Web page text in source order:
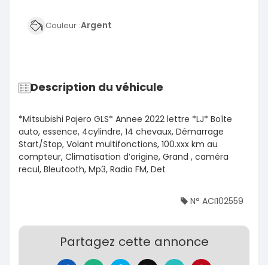
Couleur :Argent
Description du véhicule
*Mitsubishi Pajero GLS* Annee 2022 lettre *LJ* Boîte
auto, essence, 4cylindre, 14 chevaux, Démarrage
Start/Stop, Volant multifonctions, 100.xxx km au
compteur, Climatisation d’origine, Grand , caméra
recul, Bleutooth, Mp3, Radio FM, Det
N° ACI102559
Partagez cette annonce